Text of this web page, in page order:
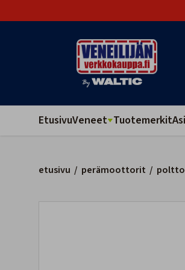
EtusivuVeneet Tuotemerkit
etusivu / perämoottorit /